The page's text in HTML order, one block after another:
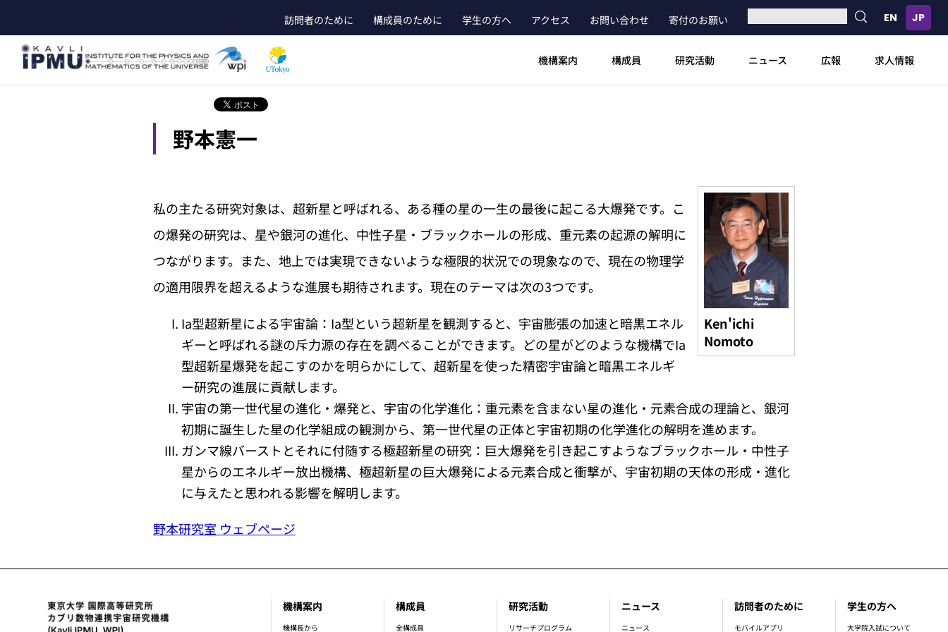
ン
テ
header_main_menu_contact
訪問者のために 構成員のために 学生の方へ アクセス お問い合わせ 寄付のお願い
機構案内 構成員 研究活動 ニュース 広報 求人情報
野本憲一
Ken'ichi
Nomoto
私の主たる研究対象は、超新星と呼ばれる、ある種の星の一生の最後に起こる大爆発です。こ
の爆発の研究は、星や銀河の進化、中性子星・ブラックホールの形成、重元素の起源の解明に
つながります。また、地上では実現できないような極限的状況での現象なので、現在の物理学
の適用限界を超えるような進展も期待されます。現在のテーマは次の3つです。
Ia型超新星による宇宙論：Ia型という超新星を観測すると、宇宙膨張の加速と暗黒エネル
ギーと呼ばれる謎の斥力源の存在を調べることができます。どの星がどのような機構でIa
型超新星爆発を起こすのかを明らかにして、超新星を使った精密宇宙論と暗黒エネルギ
ー研究の進展に貢献します。
宇宙の第一世代星の進化・爆発と、宇宙の化学進化：重元素を含まない星の進化・元素合成の理論と、銀河
初期に誕生した星の化学組成の観測から、第一世代星の正体と宇宙初期の化学進化の解明を進めます。
ガンマ線バーストとそれに付随する極超新星の研究：巨大爆発を引き起こすようなブラックホール・中性子
星からのエネルギー放出機構、極超新星の巨大爆発による元素合成と衝撃が、宇宙初期の天体の形成・進化
に与えたと思われる影響を解明します。
野本研究室 ウェブページ
footer_main_menu
機構案内
機構長から
構成員
全構成員
研究活動
リサーチプログラム
ニュース
ニュース
訪問者のために
モバイルアプリ
学生の方へ
大学院入試について